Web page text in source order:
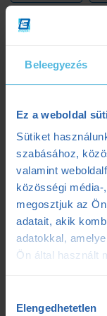
Beleegyezés
Ez a weboldal
Sütiket
szabásához,
valamint
közösségi
megosztjuk az
adatait, akik
adatokkal,
Ön által használt
kiválasztása
Elengedhetetlen
laktátmérés
regeneráció
Szilágyi Tibi
tibi mondja
tudatosteljesítmény
ultrafutás